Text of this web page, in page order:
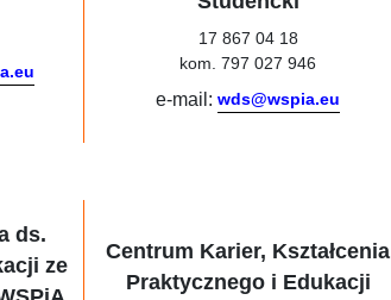
17 867 04 18
kom. 797 027 946
e-mail: wds@wspia.eu
ds.
ze
Centrum Karier, Kształcenia
Praktycznego i Edukacji